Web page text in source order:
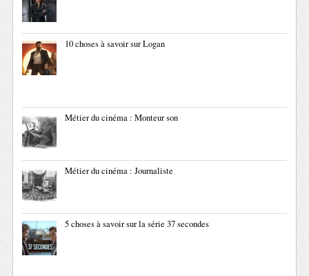
10 choses à savoir sur Logan
Métier du cinéma : Monteur son
Métier du cinéma : Journaliste
5 choses à savoir sur la série 37 secondes